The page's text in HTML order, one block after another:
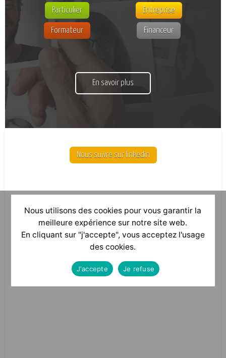
Particulier Entreprise
Formateur Financeur
En savoir plus
Nous suivre sur linkedin
Nous utilisons des cookies pour vous garantir la
meilleure expérience sur notre site web.
En cliquant sur "j'accepte", vous acceptez l'usage
des cookies.
J'accepte Je refuse